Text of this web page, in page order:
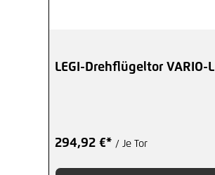
LEGI-Drehflügeltor VARIO-L
294,92 €* / Je Tor